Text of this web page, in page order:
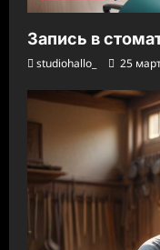
Запись в
studiohallo_ 25